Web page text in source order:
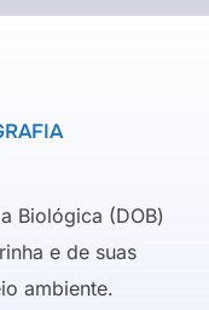
Biológica (DOB)
e de suas
ambiente.